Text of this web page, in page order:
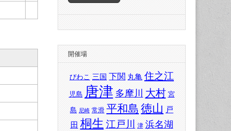
開催場
びわこ 三国 下関 丸亀 住之江
児島 唐津 多摩川 大村 宮
島 尼崎 常滑 平和島 徳山 戸
田 桐生 江戸川 津 浜名湖